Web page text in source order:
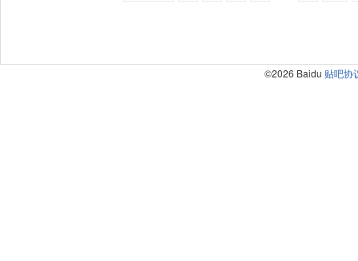
©2026 Baidu 贴吧协